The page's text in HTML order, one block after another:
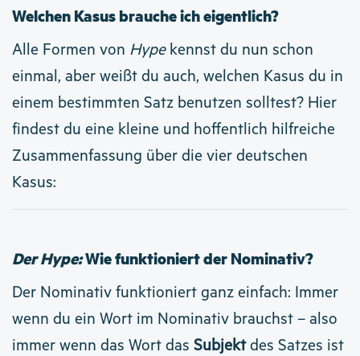
Welchen Kasus brauche ich eigentlich?
Alle Formen von Hypekennst du nun schon
einmal, aber weißt du auch, welchen Kasus du in
einem bestimmten Satz benutzen solltest? Hier
findest du eine kleine und hoffentlich hilfreiche
Zusammenfassung über die vier deutschen
Kasus:
Der Hype:Wie funktioniert der Nominativ?
Der Nominativ funktioniert ganz einfach: Immer
wenn du ein Wort im Nominativ brauchst – also
immer wenn das Wort das Subjektdes Satzes ist